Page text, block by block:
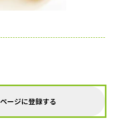
ージに登録する